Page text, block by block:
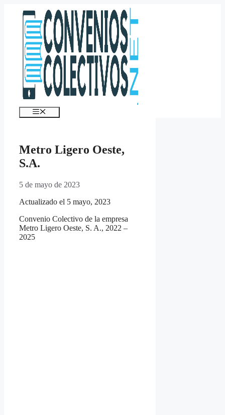
contenido
Menú
Metro Ligero Oeste,
S.A.
5 de mayo de 2023
Actualizado el 5 mayo, 2023
Convenio Colectivo de la empresa
Metro Ligero Oeste, S. A., 2022 –
2025